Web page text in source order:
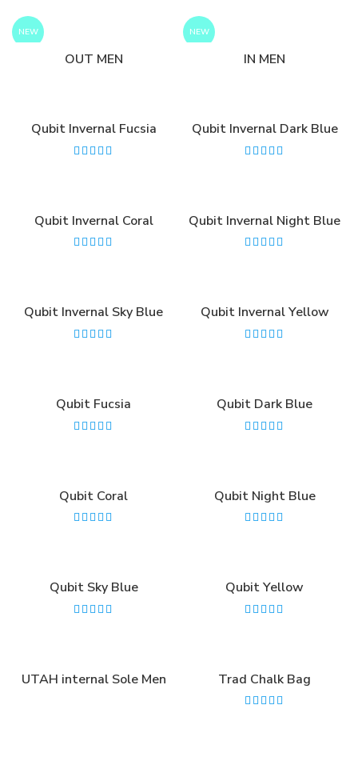
NEW
OUT MEN
NEW
IN MEN
Qubit Invernal Fucsia Qubit Invernal Dark Blue
Qubit Invernal Coral Qubit Invernal Night Blue
Qubit Invernal Sky Blue Qubit Invernal Yellow
Qubit Fucsia Qubit Dark Blue
Qubit Coral Qubit Night Blue
Qubit Sky Blue Qubit Yellow
UTAH internal Sole Men Trad Chalk Bag